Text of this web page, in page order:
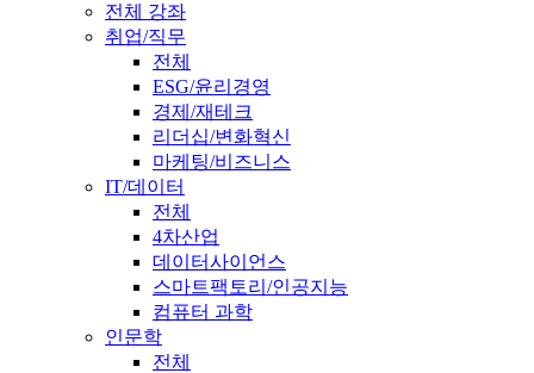
전체 강좌
취업/직무
전체
ESG/윤리경영
경제/재테크
리더십/변화혁신
마케팅/비즈니스
IT/데이터
전체
4차산업
데이터사이언스
스마트팩토리/인공지능
컴퓨터 과학
인문학
전체